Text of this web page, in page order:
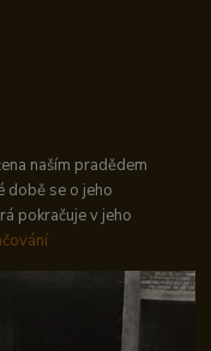
naším pradědem
době se o jeho
pokračuje v jeho